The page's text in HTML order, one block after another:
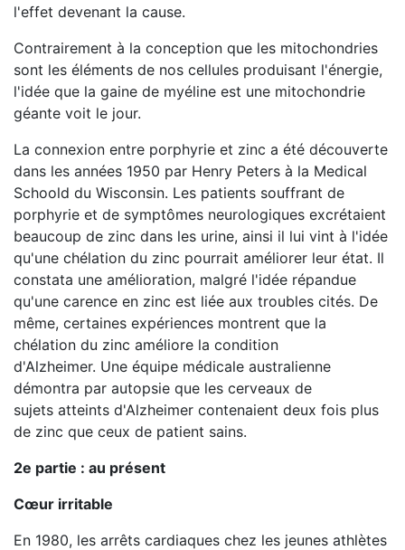
l'effet devenant la cause.
Contrairement à la conception que les mitochondries
sont les éléments de nos cellules produisant l'énergie,
l'idée que la gaine de myéline est une mitochondrie
géante voit le jour.
La connexion entre porphyrie et zinc a été découverte
dans les années 1950 par Henry Peters à la Medical
Schoold du Wisconsin. Les patients souffrant de
porphyrie et de symptômes neurologiques excrétaient
beaucoup de zinc dans les urine, ainsi il lui vint à l'idée
qu'une chélation du zinc pourrait améliorer leur état. Il
constata une amélioration, malgré l'idée répandue
qu'une carence en zinc est liée aux troubles cités. De
même, certaines expériences montrent que la
chélation du zinc améliore la condition
d'Alzheimer. Une équipe médicale australienne
démontra par autopsie que les cerveaux de
sujets atteints d'Alzheimer contenaient deux fois plus
de zinc que ceux de patient sains.
2e partie : au présent
Cœur irritable
En 1980, les arrêts cardiaques chez les jeunes athlètes